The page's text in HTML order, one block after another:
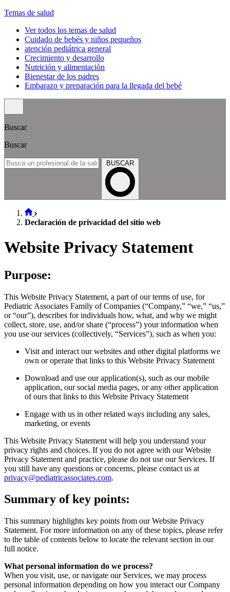
Temas de salud
Ver todos los temas de salud
Cuidado de bebés y niños pequeños
atención pediátrica general
Crecimiento y desarrollo
Nutrición y alimentación
Bienestar de los padres
Embarazo y preparación para la llegada del bebé
Buscar
Buscar
BUSCAR
Declaración de privacidad del sitio web
Website Privacy Statement
Purpose:
This Website Privacy Statement, a part of our terms of use, for
Pediatric Associates Family of Companies (“Company,” “we,” “us,”
or “our”), describes for individuals how, what, and why we might
collect, store, use, and/or share (“process”) your information when
you use our services (collectively, “Services”), such as when you:
Visit and interact our websites and other digital platforms we
own or operate that links to this Website Privacy Statement
Download and use our application(s), such as our mobile
application, our social media pages, or any other application
of ours that links to this Website Privacy Statement
Engage with us in other related ways including any sales,
marketing, or events
This Website Privacy Statement will help you understand your
privacy rights and choices. If you do not agree with our Website
Privacy Statement and practice, please do not use our Services. If
you still have any questions or concerns, please contact us at
privacy@pediatricassociates.com.
Summary of key points:
This summary highlights key points from our Website Privacy
Statement. For more information on any of these topics, please refer
to the table of contents below to locate the relevant section in our
full notice.
What personal information do we process?
When you visit, use, or navigate our Services, we may process
personal information depending on how you interact our Company